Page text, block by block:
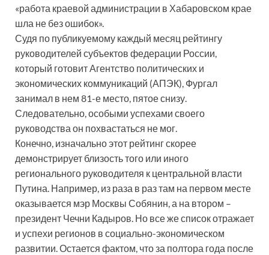
«работа краевой администрации в Хабаровском крае
шла не без ошибок».
Судя по публикуемому каждый месяц рейтингу
руководителей субъектов федерации России,
который готовит Агентство политических и
экономических коммуникаций (АПЭК), Фургал
занимал в нем 81-е место, пятое снизу.
Следовательно, особыми успехами своего
руководства он похвастаться не мог.
Конечно, изначально этот рейтинг скорее
демонстрирует близость того или иного
регионального руководителя к центральной власти
Путина. Например, из раза в раз там на первом месте
оказывается мэр Москвы Собянин, а на втором –
президент Чечни Кадыров. Но все же список отражает
и успехи регионов в социально-экономическом
развитии. Остается фактом, что за полтора года после